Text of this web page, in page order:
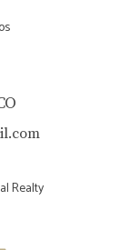
Realty